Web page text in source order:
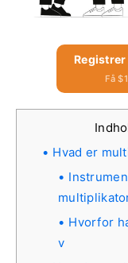
Registrer
Få
Hvad er
Hvorfor
v